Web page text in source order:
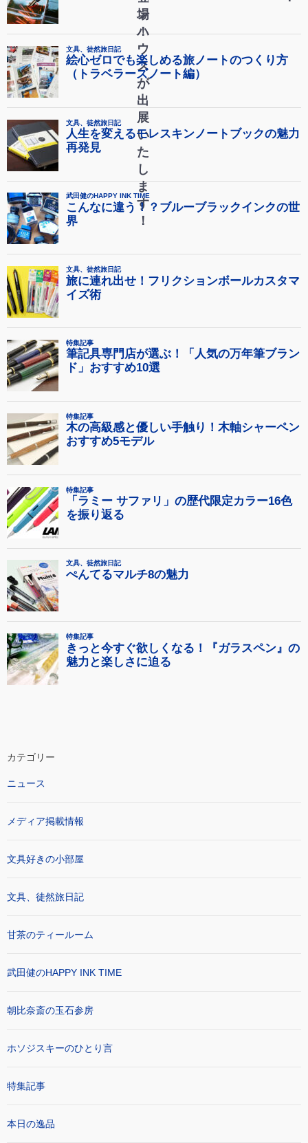
場
！
ン
ハ
ウ
ス
が
出
展
い
た
し
ま
す
！
カテゴリー
ニュース
メディア掲載情報
文具好きの小部屋
文具、徒然旅日記
甘茶のティールーム
武田健のHAPPY INK TIME
朝比奈斎の玉石参房
ホソジスキーのひとり言
特集記事
本日の逸品